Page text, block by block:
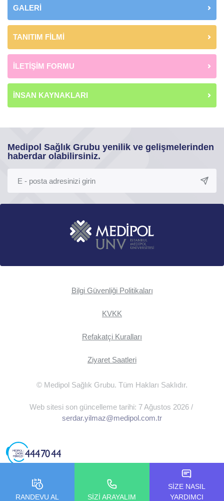
GALERİ
TANITIM FİLMİ
İLETİŞİM FORMU
İNSAN KAYNAKLARI
Medipol Sağlık Grubu yenilik ve gelişmelerinden
haberdar olabilirsiniz.
Bilgi Güvenliği Politikaları
KVKK
Refakatçi Kuralları
Ziyaret Saatleri
© Medipol Sağlık Grubu. Tüm Hakları Saklıdır.
Web sitesi son güncelleme tarihi: 7 Ağustos 2026 /
serdar.yilmaz@medipol.com.tr
RANDEVU AL SİZİ ARAYALIM
SİZE NASIL
YARDIMCI